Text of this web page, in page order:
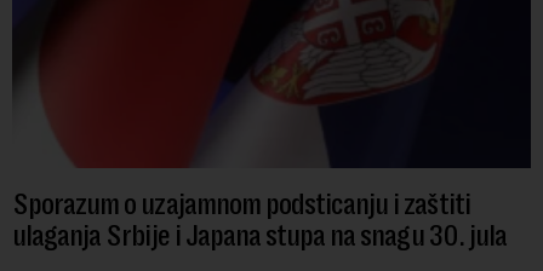
Sporazum o uzajamnom podsticanju i zaštiti
ulaganja Srbije i Japana stupa na snagu 30. jula